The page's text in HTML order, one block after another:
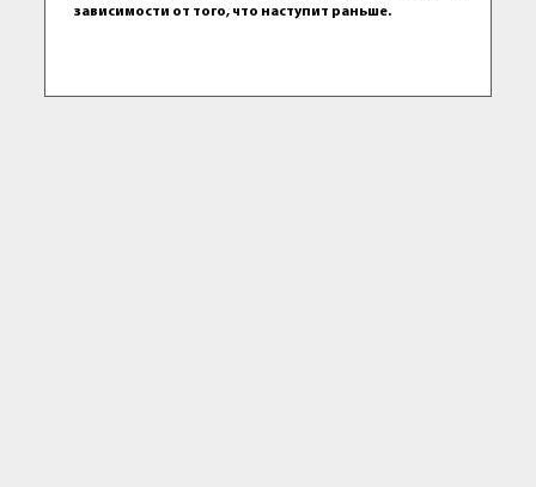
зависимости от того, что наступит раньше.